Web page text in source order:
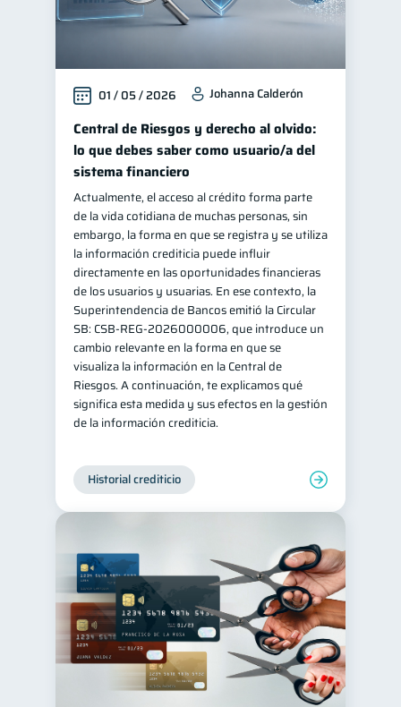
01 / 05 / 2026 Johanna Calderón
Central de Riesgos y derecho al olvido:
lo que debes saber como usuario/a del
sistema financiero
Actualmente, el acceso al crédito forma parte
de la vida cotidiana de muchas personas, sin
embargo, la forma en que se registra y se utiliza
la información crediticia puede influir
directamente en las oportunidades financieras
de los usuarios y usuarias. En ese contexto, la
Superintendencia de Bancos emitió la Circular
SB: CSB-REG-2026000006, que introduce un
cambio relevante en la forma en que se
visualiza la información en la Central de
Riesgos. A continuación, te explicamos qué
significa esta medida y sus efectos en la gestión
de la información crediticia.
Historial crediticio